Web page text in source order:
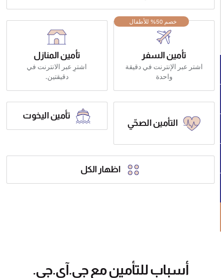
تأمين السفر
اشتر عبر الإنترنت في دقيقة
واحدة
خصم 50% للأطفال
تأمين المنازل
اشترِ عبر الانترنت في
دقيقتين.
التأمين الصحّي
تأمين اليخوت
اظهار الكل
أسباب للتأمين مع جي.آي.جي.